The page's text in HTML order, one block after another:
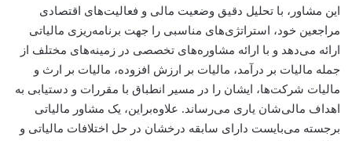
این مشاور، با تحلیل دقیق وضعیت مالی و فعالیت‌های اقتصادی
مراجعین خود، استراتژی‌های مناسبی را جهت برنامه‌ریزی مالیاتی
ارائه می‌دهد و با ارائه مشاوره‌های تخصصی در زمینه‌های مختلف از
جمله مالیات بر درآمد، مالیات بر ارزش افزوده، مالیات بر ارث و
مالیات شرکت‌ها، ایشان را در مسیر انطباق با مقررات و دستیابی به
اهداف مالی‌شان یاری می‌رساند. علاوه‌براین، یک مشاور مالیاتی
برجسته می‌بایست دارای سابقه درخشان در حل اختلافات مالیاتی و